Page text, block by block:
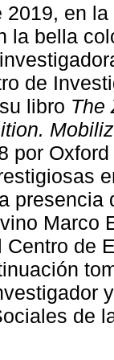
2019, en
la bella
de
libro The
por
presencia
Marco
Centro de
de